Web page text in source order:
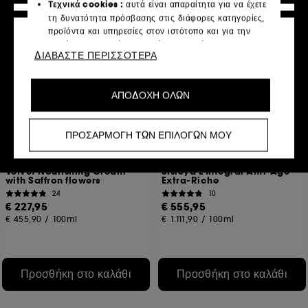
SISLEY
Velvet Nourishing Cream
with Saffron flowers
24
€ 227,95
€ 455,90 / 100ml
Προσθήκη στο καλάθι
SISLEY
Sisleÿa L'Intégral Anti-Age
Extra-Riche
10
€ 555,95
€ 1.111,90 / 100ml
Προσθήκη στο καλάθι
Τεχνικά cookies : αυτά είναι απαραίτητα για να έχετε
τη δυνατότητα πρόσβασης στις διάφορες κατηγορίες,
προϊόντα και υπηρεσίες στον ιστότοπο και για την
ασφάλεια του ιστότοπου. Είναι απαραίτητα για την
τεχνική λειτουργία του ιστότοπου και δεν μπορούν να
Cookies εξατομίκευσης :μας επιτρέπουν να σας
παρέχουμε μια βελτιωμένη και εξατομικευμένη εμπειρία
προτείνοντας προϊόντα, υπηρεσίες και περιεχόμενο που
ταιριάζουν καλύτερα στις προτιμήσεις σας και να σας
παρέχουμε προωθητικές προσφορές προσαρμοσμένες
στο προφίλ σας.
Κοινωνικά δίκτυα και διαφημιστικά cookies:
χρησιμοποιούνται για να σας δείχνουν περιεχόμενο που
μπορεί να σας αρέσει μέσω διαφημίσεων,
συμπεριλαμβανομένων ιστότοπων τρίτων και
Στατιστικά cookies μέτρησης κοινού :μας επιτρέπουν
ΑΠΟΔΟΧΗ ΟΛΩΝ
ΠΡΟΣΑΡΜΟΓΗ ΤΩΝ ΕΠΙΛΟΓΩΝ ΜΟΥ
ΔΙΑΒΑΣΤΕ ΠΕΡΙΣΣΟΤΕΡΑ